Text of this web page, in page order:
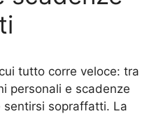
tutto corre veloce: tra
personali e scadenze
sopraffatti. La